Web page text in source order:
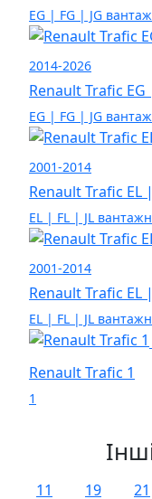
EG | FG | JG
2014-2026
Renault Trafic
EG | FG | JG
2001-2014
Renault Trafic
EL | FL | JL
2001-2014
Renault Trafic
EL | FL | JL
Renault Trafic 1
1
11 19 21